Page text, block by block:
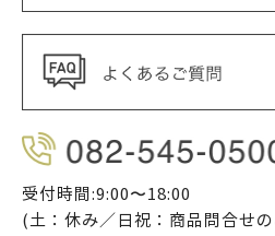
受付時間:9:00〜18:00
(土：休み／日祝：商品問合せ